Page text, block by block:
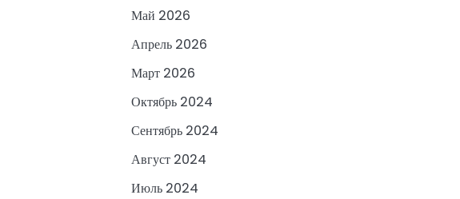
Май 2026
Апрель 2026
Март 2026
Октябрь 2024
Сентябрь 2024
Август 2024
Июль 2024